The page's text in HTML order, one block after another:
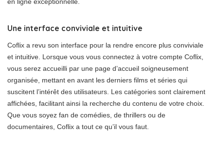
Une interface conviviale et intuitive
Coflix a revu son interface pour la rendre encore plus conviviale
et intuitive. Lorsque vous vous connectez à votre compte Coflix,
vous serez accueilli par une page d’accueil soigneusement
organisée, mettant en avant les derniers films et séries qui
suscitent l’intérêt des utilisateurs. Les catégories sont clairement
affichées, facilitant ainsi la recherche du contenu de votre choix.
Que vous soyez fan de comédies, de thrillers ou de
documentaires, Coflix a tout ce qu’il vous faut.